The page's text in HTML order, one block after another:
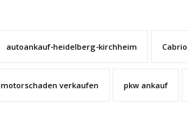
autoankauf-heidelberg-kirchheim
motorschaden verkaufen pkw ankauf